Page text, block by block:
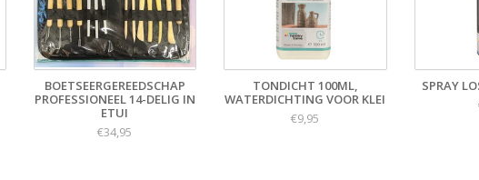
BOETSEERGEREEDSCHAP
PROFESSIONEEL 14-DELIG IN
ETUI
€34,95
TONDICHT 100ML,
WATERDICHTING VOOR KLEI
€9,95
SPRAY